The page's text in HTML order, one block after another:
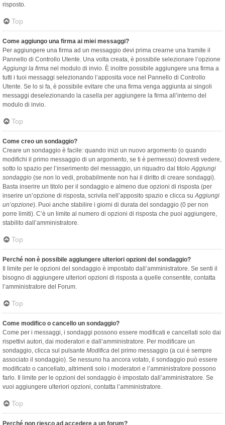
risposto.
Top
Come aggiungo una firma ai miei messaggi?
Per aggiungere una firma ad un messaggio devi prima crearne una tramite il
Pannello di Controllo Utente. Una volta creata, è possibile selezionare l’opzione
Aggiungi la firma nel modulo di invio. È inoltre possibile aggiungere una firma a
tutti i tuoi messaggi selezionando l’apposita voce nel Pannello di Controllo
Utente. Se lo si fa, è possibile evitare che una firma venga aggiunta ai singoli
messaggi deselezionando la casella per aggiungere la firma all’interno del
modulo di invio.
Top
Come creo un sondaggio?
Creare un sondaggio è facile: quando inizi un nuovo argomento (o quando
modifichi il primo messaggio di un argomento, se ti è permesso) dovresti vedere,
sotto lo spazio per l’inserimento del messaggio, un riquadro dal titoloAggiungi
sondaggio (se non lo vedi, probabilmente non hai il diritto di creare sondaggi).
Basta inserire un titolo per il sondaggio e almeno due opzioni di risposta (per
inserire un’opzione di risposta, scrivila nell’apposito spazio e clicca suAggiungi
un’opzione). Puoi anche stabilire i giorni di durata del sondaggio (0 per non
porre limiti). C’è un limite al numero di opzioni di risposta che puoi aggiungere,
stabilito dall’amministratore.
Top
Perché non è possibile aggiungere ulteriori opzioni del sondaggio?
Il limite per le opzioni del sondaggio è impostato dall’amministratore. Se senti il
bisogno di aggiungere ulteriori opzioni di risposta a quelle consentite, contatta
l’amministratore del Forum.
Top
Come modifico o cancello un sondaggio?
Come per i messaggi, i sondaggi possono essere modificati e cancellati solo dai
rispettivi autori, dai moderatori e dall’amministratore. Per modificare un
sondaggio, clicca sul pulsante Modifica del primo messaggio (a cui è sempre
associato il sondaggio). Se nessuno ha ancora votato, il sondaggio può essere
modificato o cancellato, altrimenti solo i moderatori e l’amministratore possono
farlo. Il limite per le opzioni del sondaggio è impostato dall’amministratore. Se
vuoi aggiungere ulteriori opzioni, contatta l’amministratore.
Top
Perché non riesco ad accedere a un forum?